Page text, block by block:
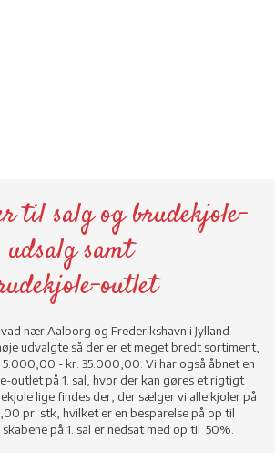
til salg og brudekjole-
udsalg samt
outlet
nær Aalborg og Frederikshavn i Jylland
udvalgte så der er et meget bredt sortiment,
- kr. 35.000,00. Vi har også åbnet en
outlet på 1. sal, hvor der kan gøres et rigtigt
lige findes der, der sælger vi alle kjoler på
pr. stk, hvilket er en besparelse på op til
på 1. sal er nedsat med op til 50%.